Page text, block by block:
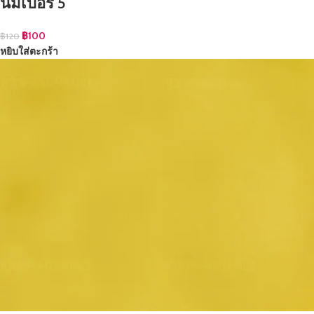
฿120 ฿100
หยิบใส่ตะกร้า